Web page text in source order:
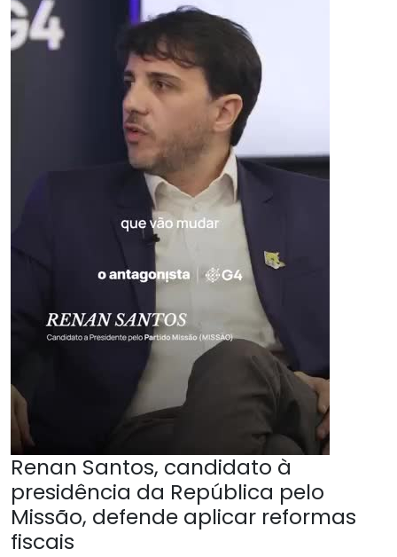
Renan Santos, candidato à
presidência da República pelo
Missão, defende aplicar reformas
fiscais